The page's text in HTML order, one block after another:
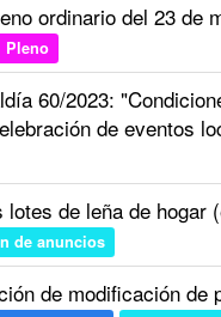
ordinario del 23 de
Pleno
60/2023:
de eventos
de leña de hogar
de anuncios
de modificación de